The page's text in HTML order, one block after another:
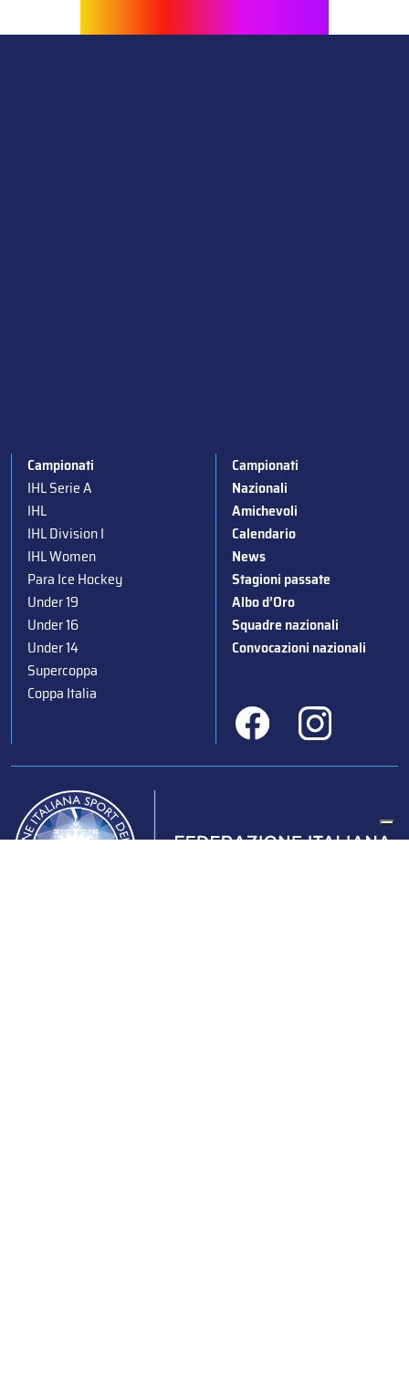
Campionati
IHL Serie A
IHL
IHL Division I
IHL Women
Para Ice Hockey
Under 19
Under 16
Under 14
Supercoppa
Coppa Italia
Campionati
Nazionali
Amichevoli
Calendario
News
Stagioni passate
Albo d’Oro
Squadre nazionali
Convocazioni nazionali